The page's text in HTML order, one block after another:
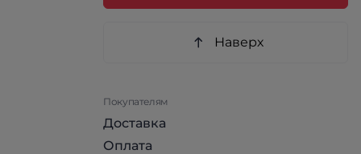
Наверх
Покупателям
Доставка
Оплата